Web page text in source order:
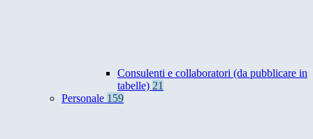
Consulenti e collaboratori (da pubblicare in
tabelle) 21
Personale 159